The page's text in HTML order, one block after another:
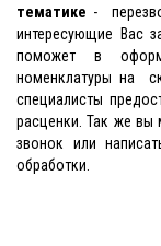
тематике -
интересующие Вас
поможет в
номенклатуры на
специалисты
расценки. Так же вы
звонок или
обработки.